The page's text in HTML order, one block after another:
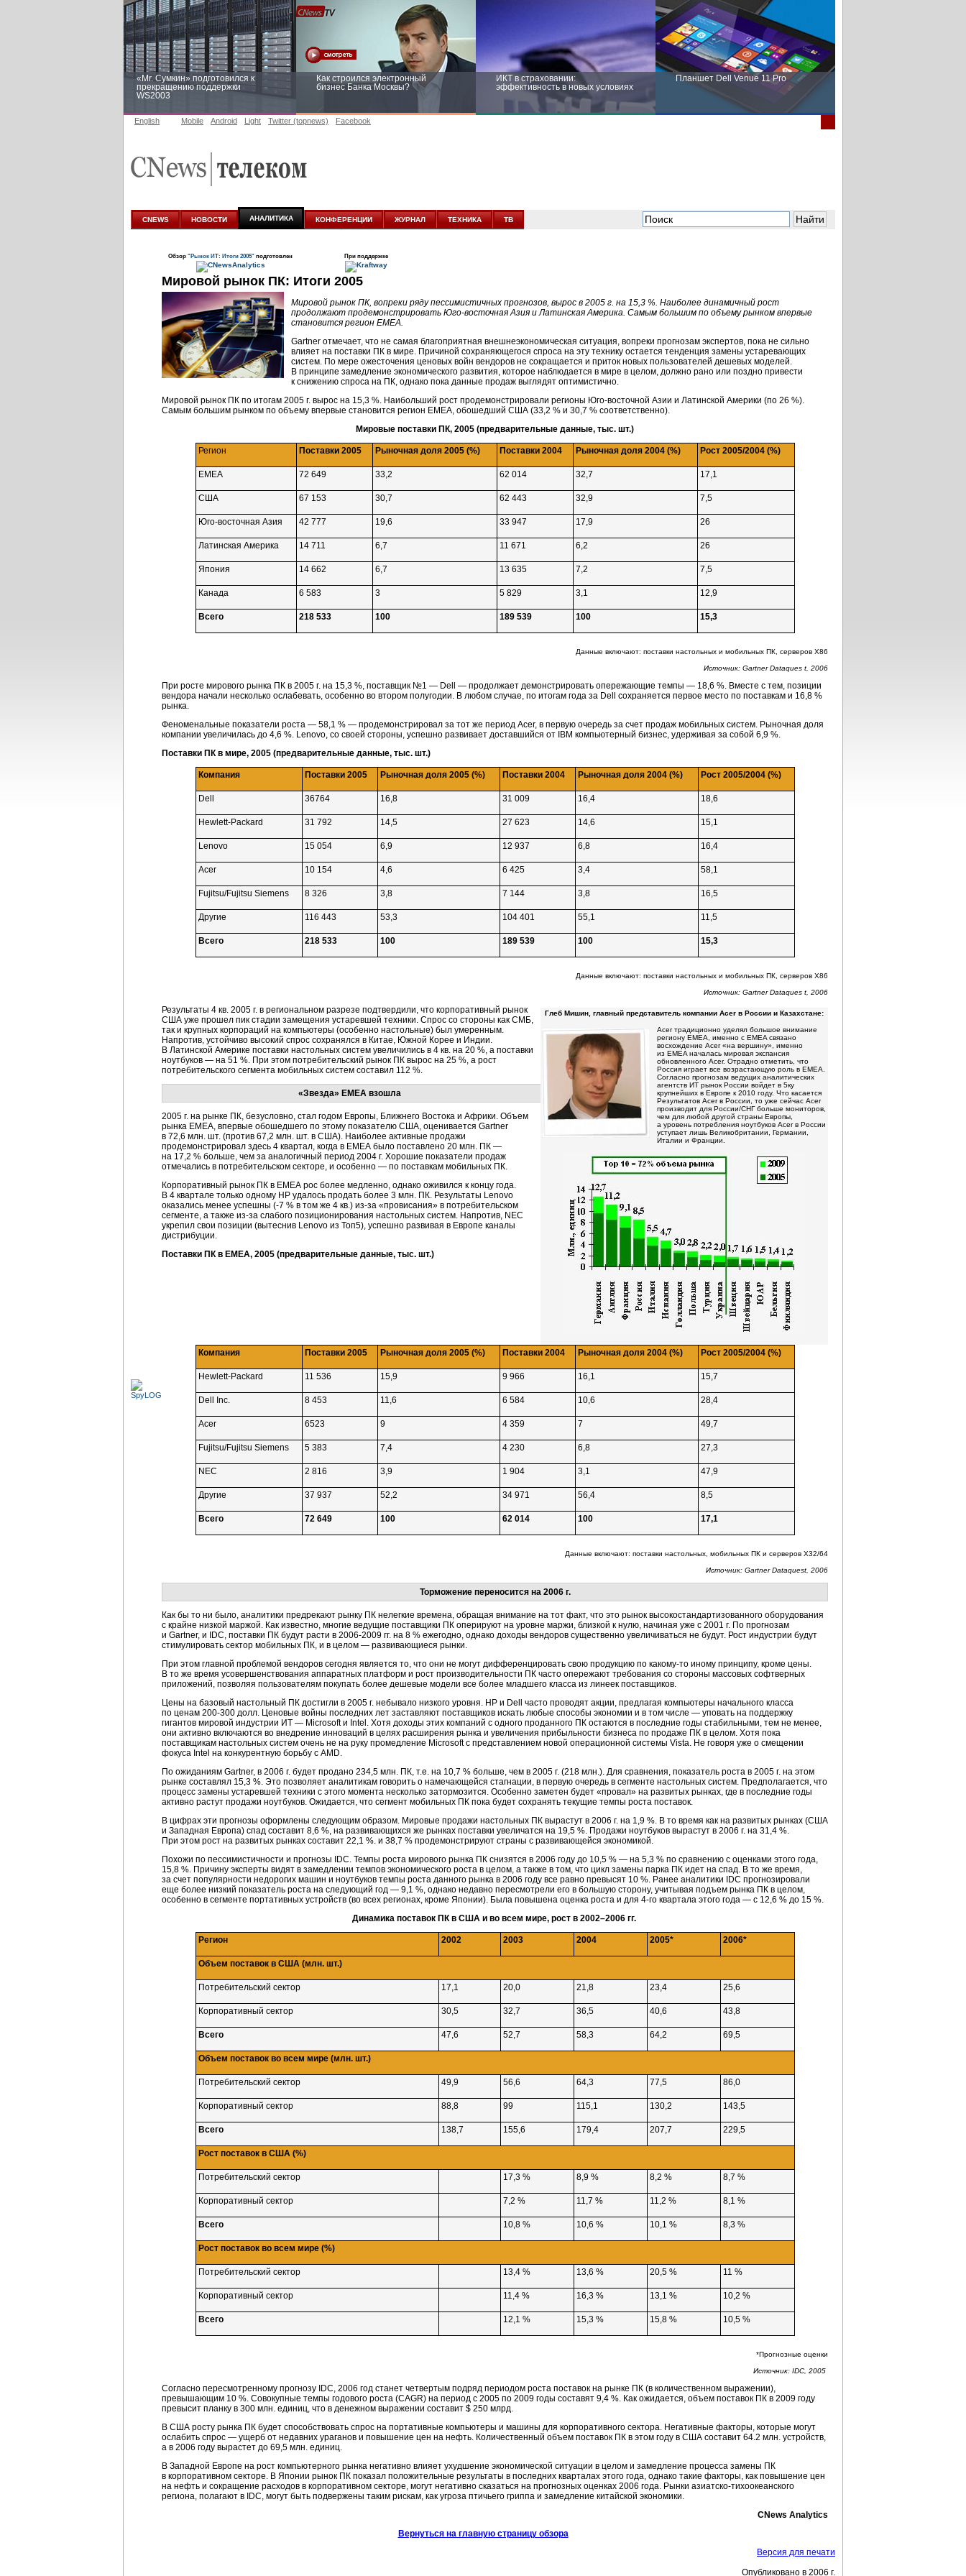
«Mr. Сумкин» подготовился к
прекращению поддержки
WS2003
Как строился электронный
бизнес Банка Москвы?
ИКТ в страховании:
эффективность в новых условиях
Планшет Dell Venue 11 Pro
аналитике
новых условиях
English Mobile Android Light Twitter (topnews) Facebook
CNEWS НОВОСТИ АНАЛИТИКА КОНФЕРЕНЦИИ ЖУРНАЛ ТЕХНИКА ТВ
Обзор "Рынок ИТ: Итоги 2005" подготовлен При поддержке
Мировой рынок ПК: Итоги 2005
Мировой рынок ПК, вопреки ряду пессимистичных прогнозов, вырос в 2005 г. на 15,3 %. Наиболее динамичный рост
продолжают продемонстрировать Юго-восточнаяАзия и Латинская Америка. Самым большим по объему рынком впервые
становится регион ЕМЕА.
Gartner отмечает, что не самая благоприятная внешнеэкономическая ситуация, вопреки прогнозам экспертов, пока не сильно
влияет на поставки ПК в мире. Причиной сохраняющегося спроса на эту технику остается тенденция замены устаревающих
систем. По мере ожесточения ценовых войн вендоров не сокращается и приток новых пользователей дешевых моделей.
В принципе замедление экономического развития, которое наблюдается в мире в целом, должно рано или поздно привести
к снижению спроса на ПК, однако пока данные продаж выглядят оптимистично.
Мировой рынок ПК по итогам 2005 г. вырос на 15,3 %. Наибольший рост продемонстрировали регионы Юго-восточной Азии и Латинской Америки (по 26 %).
Самым большим рынком по объему впервые становится регион ЕМЕА, обошедший США (33,2 % и 30,7 % соответственно).
Мировые поставки ПК, 2005 (предварительные данные, тыс. шт.)
Регион Поставки 2005 Рыночная доля 2005 (%) Поставки 2004 Рыночная доля 2004 (%) Рост 2005/2004 (%)
EMEA 72 649 33,2 62 014 32,7 17,1
США 67 153 30,7 62 443 32,9 7,5
Юго-восточная Азия 42 777 19,6 33 947 17,9 26
Латинская Америка 14 711 6,7 11 671 6,2 26
Япония 14 662 6,7 13 635 7,2 7,5
Канада 6 583 3 5 829 3,1 12,9
Всего 218 533 100 189 539 100 15,3
Данные включают: поставки настольных и мобильных ПК, серверов X86
Источник: Gartner Dataques t, 2006
При росте мирового рынка ПК в 2005 г. на 15,3 %, поставщик №1 — Dell — продолжает демонстрировать опережающие темпы — 18,6 %. Вместе с тем, позиции
вендора начали несколько ослабевать, особенно во втором полугодии. В любом случае, по итогам года за Dell сохраняется первое место по поставкам и 16,8 %
рынка.
Феноменальные показатели роста — 58,1 % — продемонстрировал за тот же период Acer, в первую очередь за счет продаж мобильных систем. Рыночная доля
компании увеличилась до 4,6 %. Lenovo, со своей стороны, успешно развивает доставшийся от IBM компьютерный бизнес, удерживая за собой 6,9 %.
Поставки ПК в мире, 2005 (предварительные данные, тыс. шт.)
Компания Поставки 2005 Рыночная доля 2005 (%) Поставки 2004 Рыночная доля 2004 (%) Рост 2005/2004 (%)
Dell 36764 16,8 31 009 16,4 18,6
Hewlett-Packard 31 792 14,5 27 623 14,6 15,1
Lenovo 15 054 6,9 12 937 6,8 16,4
Acer 10 154 4,6 6 425 3,4 58,1
Fujitsu/Fujitsu Siemens 8 326 3,8 7 144 3,8 16,5
Другие 116 443 53,3 104 401 55,1 11,5
Всего 218 533 100 189 539 100 15,3
Данные включают: поставки настольных и мобильных ПК, серверов X86
Источник: Gartner Dataques t, 2006
Глеб Мишин, главный представитель компании Acer в России и Казахстане:
Acer традиционно уделял большое внимание
региону EMEA, именно с EMEA связано
восхождение Acer «на вершину», именно
из EMEA началась мировая экспансия
обновленного Acer. Отрадно отметить, что
Россия играет все возрастающую роль в EMEA.
Согласно прогнозам ведущих аналитических
агентств ИТ рынок России войдет в 5ку
крупнейших в Европе к 2010 году. Что касается
Результатов Acer в России, то уже сейчас Acer
производит для России/СНГ больше мониторов,
чем для любой другой страны Европы,
а уровень потребления ноутбуков Acer в России
уступает лишь Великобритании, Германии,
Италии и Франции.
Результаты 4 кв. 2005 г. в региональном разрезе подтвердили, что корпоративный рынок
США уже прошел пик стадии замещения устаревшей техники. Спрос со стороны как СМБ,
так и крупных корпораций на компьютеры (особенно настольные) был умеренным.
Напротив, устойчиво высокий спрос сохранялся в Китае, Южной Корее и Индии.
В Латинской Америке поставки настольных систем увеличились в 4 кв. на 20 %, а поставки
ноутбуков — на 51 %. При этом потребительский рынок ПК вырос на 25 %, а рост
потребительского сегмента мобильных систем составил 112 %.
«Звезда» ЕМЕА взошла
2005 г. на рынке ПК, безусловно, стал годом Европы, Ближнего Востока и Африки. Объем
рынка ЕМЕА, впервые обошедшего по этому показателю США, оценивается Gartner
в 72,6 млн. шт. (против 67,2 млн. шт. в США). Наиболее активные продажи
продемонстрировал здесь 4 квартал, когда в ЕМЕА было поставлено 20 млн. ПК —
на 17,2 % больше, чем за аналогичный период 2004 г. Хорошие показатели продаж
отмечались в потребительском секторе, и особенно — по поставкам мобильных ПК.
Корпоративный рынок ПК в ЕМЕА рос более медленно, однако оживился к концу года.
В 4 квартале только одному НР удалось продать более 3 млн. ПК. Результаты Lenovo
оказались менее успешны (-7 % в том же 4 кв.) из-за «провисания» в потребительском
сегменте, а также из-за слабого позиционирования настольных систем. Напротив, NEC
укрепил свои позиции (вытеснив Lenovo из Топ5), успешно развивая в Европе каналы
дистрибуции.
Поставки ПК в EMEA, 2005 (предварительные данные, тыс. шт.)
Компания Поставки 2005 Рыночная доля 2005 (%) Поставки 2004 Рыночная доля 2004 (%) Рост 2005/2004 (%)
Hewlett-Packard 11 536 15,9 9 966 16,1 15,7
Dell Inc. 8 453 11,6 6 584 10,6 28,4
Acer 6523 9 4 359 7 49,7
Fujitsu/Fujitsu Siemens 5 383 7,4 4 230 6,8 27,3
NEC 2 816 3,9 1 904 3,1 47,9
Другие 37 937 52,2 34 971 56,4 8,5
Всего 72 649 100 62 014 100 17,1
Данные включают: поставки настольных, мобильных ПК и серверов X32/64
Источник: Gartner Dataquest, 2006
Торможение переносится на 2006 г.
Как бы то ни было, аналитики предрекают рынку ПК нелегкие времена, обращая внимание на тот факт, что это рынок высокостандартизованного оборудования
с крайне низкой маржой. Как известно, многие ведущие поставщики ПК оперируют на уровне маржи, близкой к нулю, начиная уже с 2001 г. По прогнозам
и Gartner, и IDC, поставки ПК будут расти в 2006-2009 гг. на 8 % ежегодно, однако доходы вендоров существенно увеличиваться не будут. Рост индустрии будут
стимулировать сектор мобильных ПК, и в целом — развивающиеся рынки.
При этом главной проблемой вендоров сегодня является то, что они не могут дифференцировать свою продукцию по какому-то иному принципу, кроме цены.
В то же время усовершенствования аппаратных платформ и рост производительности ПК часто опережают требования со стороны массовых софтверных
приложений, позволяя пользователям покупать более дешевые модели все более младшего класса из линеек поставщиков.
Цены на базовый настольный ПК достигли в 2005 г. небывало низкого уровня. HP и Dell часто проводят акции, предлагая компьютеры начального класса
по ценам 200-300 долл. Ценовые войны последних лет заставляют поставщиков искать любые способы экономии и в том числе — уповать на поддержку
гигантов мировой индустрии ИТ — Microsoft и Intel. Хотя доходы этих компаний с одного проданного ПК остаются в последние годы стабильными, тем не менее,
они активно включаются во внедрение инноваций в целях расширения рынка и увеличения прибыльности бизнеса по продаже ПК в целом. Хотя пока
поставщикам настольных систем очень не на руку промедление Microsoft с представлением новой операционной системы Vista. Не говоря уже о смещении
фокуса Intel на конкурентную борьбу с AMD.
По ожиданиям Gartner, в 2006 г. будет продано 234,5 млн. ПК, т.е. на 10,7 % больше, чем в 2005 г. (218 млн.). Для сравнения, показатель роста в 2005 г. на этом
рынке составлял 15,3 %. Это позволяет аналитикам говорить о намечающейся стагнации, в первую очередь в сегменте настольных систем. Предполагается, что
процесс замены устаревшей техники с этого момента несколько затормозится. Особенно заметен будет «провал» на развитых рынках, где в последние годы
активно растут продажи ноутбуков. Ожидается, что сегмент мобильных ПК пока будет сохранять текущие темпы роста поставок.
В цифрах эти прогнозы оформлены следующим образом. Мировые продажи настольных ПК вырастут в 2006 г. на 1,9 %. В то время как на развитых рынках (США
и Западная Европа) спад составит 8,6 %, на развивающихся же рынках поставки увеличатся на 19,5 %. Продажи ноутбуков вырастут в 2006 г. на 31,4 %.
При этом рост на развитых рынках составит 22,1 %. и 38,7 % продемонстрируют страны с развивающейся экономикой.
Похожи по пессимистичности и прогнозы IDC. Темпы роста мирового рынка ПК снизятся в 2006 году до 10,5 % — на 5,3 % по сравнению с оценками этого года,
15,8 %. Причину эксперты видят в замедлении темпов экономического роста в целом, а также в том, что цикл замены парка ПК идет на спад. В то же время,
за счет популярности недорогих машин и ноутбуков темпы роста данного рынка в 2006 году все равно превысят 10 %. Ранее аналитики IDC прогнозировали
еще более низкий показатель роста на следующий год — 9,1 %, однако недавно пересмотрели его в большую сторону, учитывая подъем рынка ПК в целом,
особенно в сегменте портативных устройств (во всех регионах, кроме Японии). Была повышена оценка роста и для 4-го квартала этого года — с 12,6 % до 15 %.
Динамика поставок ПК в США и во всем мире, рост в 2002–2006 гг.
Регион 2002 2003 2004 2005* 2006*
Объем поставок в США (млн. шт.)
Потребительский сектор 17,1 20,0 21,8 23,4 25,6
Корпоративный сектор 30,5 32,7 36,5 40,6 43,8
Всего 47,6 52,7 58,3 64,2 69,5
Объем поставок во всем мире (млн. шт.)
Потребительский сектор 49,9 56,6 64,3 77,5 86,0
Корпоративный сектор 88,8 99 115,1 130,2 143,5
Всего 138,7 155,6 179,4 207,7 229,5
Рост поставок в США (%)
Потребительский сектор 17,3 % 8,9 % 8,2 % 8,7 %
Корпоративный сектор 7,2 % 11,7 % 11,2 % 8,1 %
Всего 10,8 % 10,6 % 10,1 % 8,3 %
Рост поставок во всем мире (%)
Потребительский сектор 13,4 % 13,6 % 20,5 % 11 %
Корпоративный сектор 11,4 % 16,3 % 13,1 % 10,2 %
Всего 12,1 % 15,3 % 15,8 % 10,5 %
*Прогнозные оценки
Источник: IDC, 2005
Согласно пересмотренному прогнозу IDC, 2006 год станет четвертым подряд периодом роста поставок на рынке ПК (в количественном выражении),
превышающим 10 %. Совокупные темпы годового роста (CAGR) на период с 2005 по 2009 годы составят 9,4 %. Как ожидается, объем поставок ПК в 2009 году
превысит планку в 300 млн. единиц, что в денежном выражении составит $ 250 млрд.
В США росту рынка ПК будет способствовать спрос на портативные компьютеры и машины для корпоративного сектора. Негативные факторы, которые могут
ослабить спрос — ущерб от недавних ураганов и повышение цен на нефть. Количественный объем поставок ПК в этом году в США составит 64.2 млн. устройств,
а в 2006 году вырастет до 69,5 млн. единиц.
В Западной Европе на рост компьютерного рынка негативно влияет ухудшение экономической ситуации в целом и замедление процесса замены ПК
в корпоративном секторе. В Японии рынок ПК показал положительные результаты в последних кварталах этого года, однако такие факторы, как повышение цен
на нефть и сокращение расходов в корпоративном секторе, могут негативно сказаться на прогнозных оценках 2006 года. Рынки азиатско-тихоокеанского
региона, полагают в IDC, могут быть подвержены таким рискам, как угроза птичьего гриппа и замедление китайской экономики.
CNews Analytics
Вернуться на главную страницу обзора
Версия для печати
Опубликовано в 2006 г.